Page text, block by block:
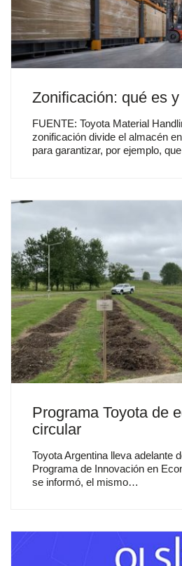
Zonificación: qué es
FUENTE: Toyota Material
zonificación divide el almacén
para garantizar, por ejemplo,
Programa Toyota de
circular
Toyota Argentina lleva adelante
Programa de Innovación en
se informó, el mismo…